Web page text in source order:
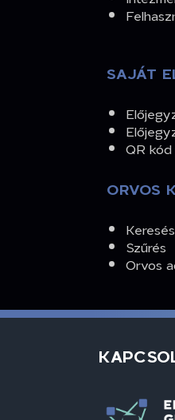
SAJÁT
QR
ORVOS
Keresés
Szűrés
Orvos